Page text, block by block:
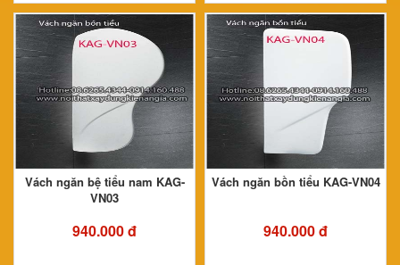
Vách ngăn bệ tiểu nam KAG-
VN03
940.000 đ
Vách ngăn bồn tiểu KAG-VN04
940.000 đ